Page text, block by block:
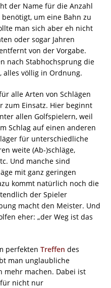
der Name für die Anzahl
um eine Bahn zu
man sich aber eh nicht
oder sogar Jahren
von der Vorgabe.
nach Stabhochsprung die
, alles völlig in Ordnung.
alle Arten von Schlägen
zum Einsatz. Hier beginnt
allen Golfspielern, weil
Schlag auf einen anderen
für unterschiedliche
weite (Ab-)schläge,
Und manche sind
mit ganz geringen
kommt natürlich noch die
der Spieler
macht den Meister. Und
eher: „der Weg ist das
perfekten Treffen des
man unglaubliche
mehr machen. Dabei ist
nicht nur